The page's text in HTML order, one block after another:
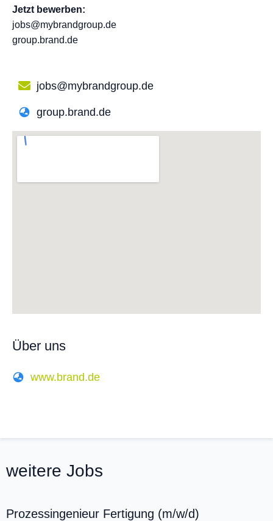
Jetzt bewerben:
jobs@mybrandgroup.de
group.brand.de
jobs@mybrandgroup.de
group.brand.de
Über uns
www.brand.de
weitere Jobs
Prozessingenieur Fertigung (m/w/d)